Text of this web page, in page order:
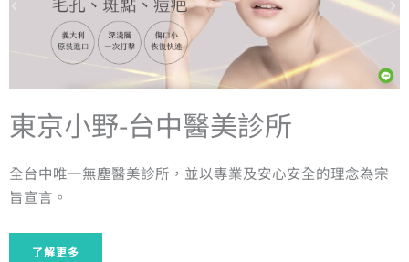
東京小野-台中醫美診所
全台中唯一無塵醫美診所 ，並以專業及安心安全的理念為宗
旨宣言。
了解更多